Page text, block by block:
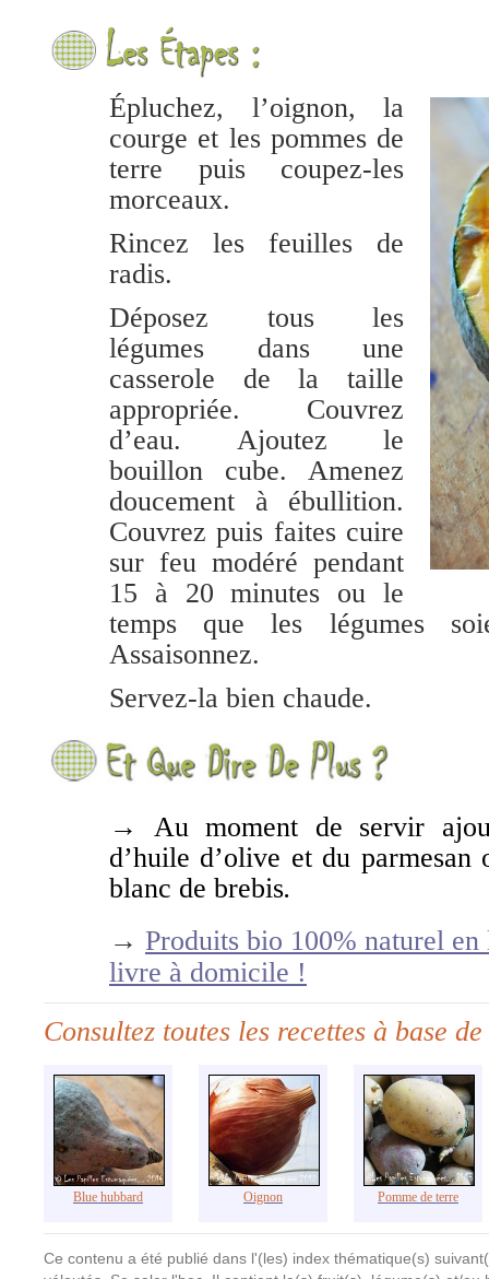
Épluchez, l’oignon, la
courge et les pommes de
terre puis coupez-les
morceaux.
Rincez les feuilles de
radis.
Déposez tous les
légumes dans une
casserole de la taille
appropriée. Couvrez
d’eau. Ajoutez le
bouillon cube. Amenez
doucement à ébullition.
Couvrez puis faites cuire
sur feu modéré pendant
15 à 20 minutes ou le
temps que les légumes
Assaisonnez.
Servez-la bien chaude.
→ Au moment de servir
d’huile d’olive et du parmesan
blanc de brebis.
→ Produits bio 100% naturel
livre à domicile !
Consultez toutes les recettes à base
Blue hubbard Oignon Pomme de terre
Ce contenu a été publié dans l'(les) index thématique(s)